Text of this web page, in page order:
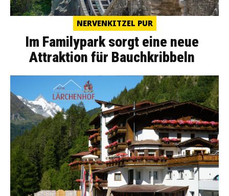
NERVENKITZEL PUR
Im Familypark sorgt eine neue
Attraktion für Bauchkribbeln